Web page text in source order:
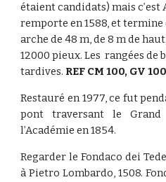
étaient candidats) mais c’est
remporte en 1588, et termine
arche de 48 m, de 8 m de
12000 pieux. Les  rangées
tardives. REF CM 100, GV
Restauré en 1977, ce fut
pont traversant le Grand
l’Académie en 1854.
Regarder le Fondaco dei
à Pietro Lombardo, 1508.